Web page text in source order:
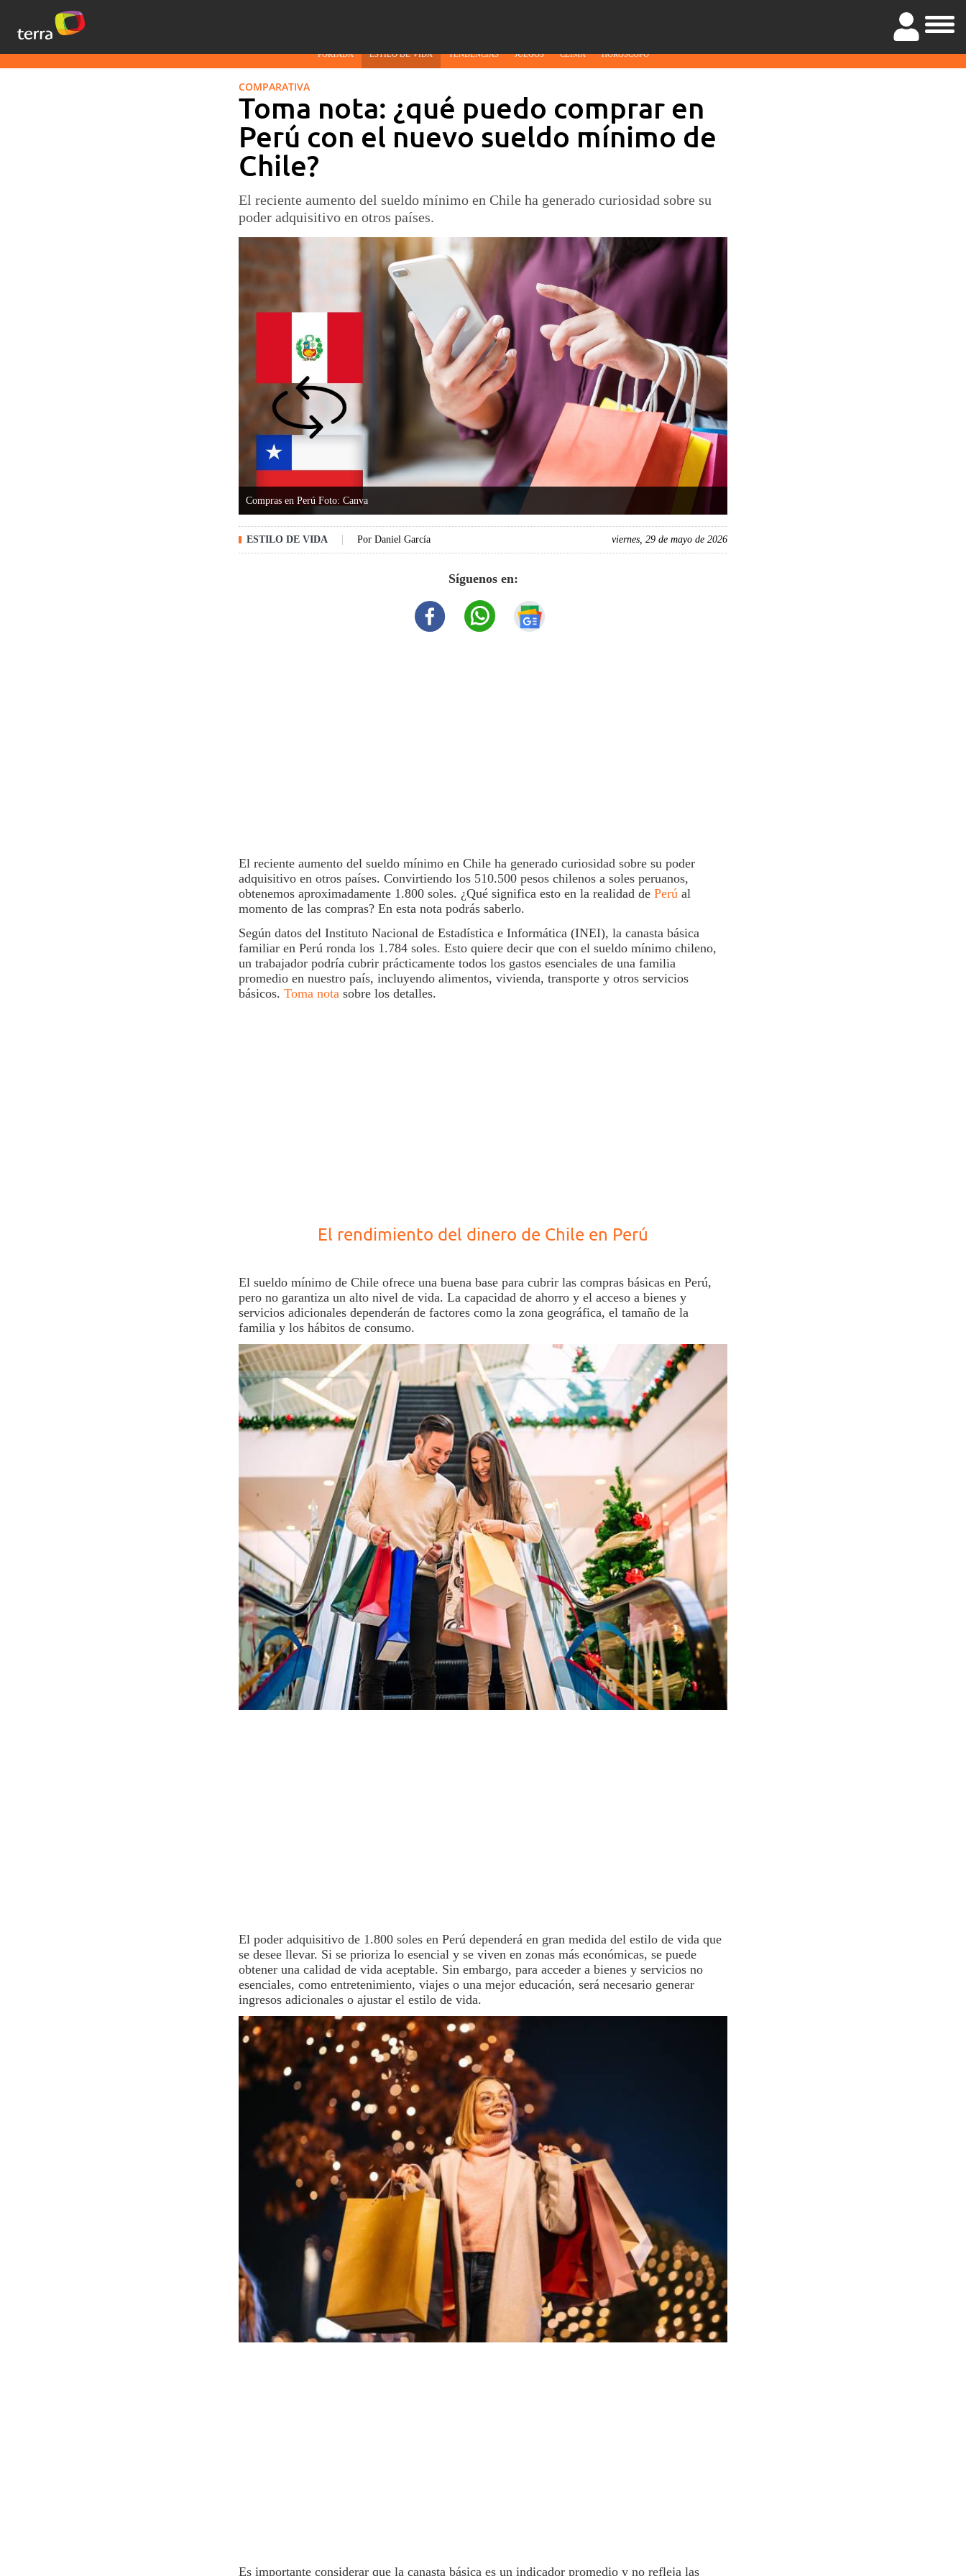
PORTADA ESTILO DE VIDA TENDENCIAS JUEGOS CLIMA HORÓSCOPO
COMPARATIVA
Toma nota: ¿qué puedo comprar en
Perú con el nuevo sueldo mínimo de
Chile?
El reciente aumento del sueldo mínimo en Chile ha generado curiosidad sobre su
poder adquisitivo en otros países.
Compras en Perú Foto: Canva
ESTILO DE VIDA PorDaniel García viernes, 29 de mayo de 2026
Síguenos en:
El reciente aumento del sueldo mínimo en Chile ha generado curiosidad sobre su poder
adquisitivo en otros países. Convirtiendo los 510.500 pesos chilenos a soles peruanos,
obtenemos aproximadamente 1.800 soles. ¿Qué significa esto en la realidad de Perú al
momento de las compras? En esta nota podrás saberlo.
Según datos del Instituto Nacional de Estadística e Informática (INEI), la canasta básica
familiar en Perú ronda los 1.784 soles. Esto quiere decir que con el sueldo mínimo chileno,
un trabajador podría cubrir prácticamente todos los gastos esenciales de una familia
promedio en nuestro país, incluyendo alimentos, vivienda, transporte y otros servicios
básicos. Toma nota sobre los detalles.
El rendimiento del dinero de Chile en Perú
El sueldo mínimo de Chileofrece una buena base para cubrir las comprasbásicas en Perú,
pero no garantiza un alto nivel de vida. La capacidad de ahorro y el acceso a bienes y
servicios adicionales dependerán de factores como la zona geográfica, el tamaño de la
familia y los hábitos de consumo.
El poder adquisitivo de 1.800 soles en Perú dependerá en gran medida del estilo de vida que
se desee llevar. Si se prioriza lo esencial y se viven en zonas más económicas, se puede
obtener una calidad de vida aceptable. Sin embargo, para acceder a bienes y servicios no
esenciales, como entretenimiento, viajes o una mejor educación, será necesario generar
ingresos adicionales o ajustar el estilo de vida.
Es importante considerar que la canasta básica es un indicador promedio y no refleja las